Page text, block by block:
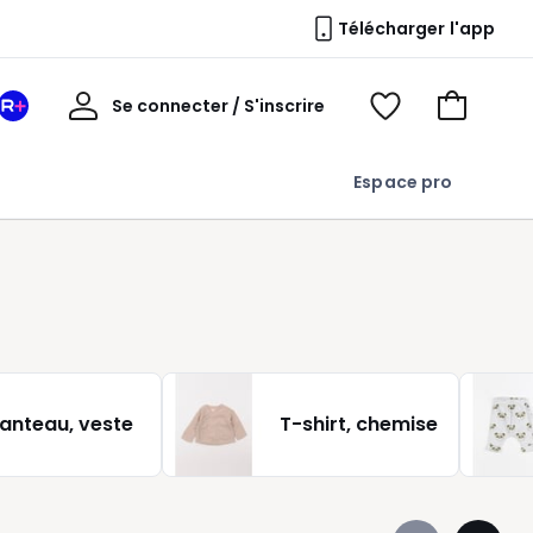
Télécharger l'app
Espace pro
Mon
Se connecter / S'inscrire
Mon
Voir
Voir
veste T-shirt, chemise